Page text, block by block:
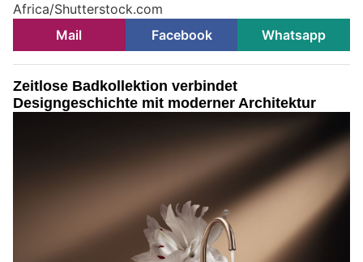
Africa/Shutterstock.com
Mail
Facebook Whatsapp
Zeitlose Badkollektion verbindet
Designgeschichte mit moderner Architektur